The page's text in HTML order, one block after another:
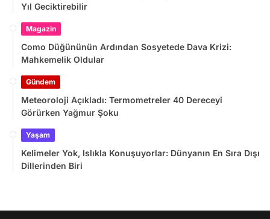
Yıl Geciktirebilir
Magazin
Como Düğününün Ardından Sosyetede Dava Krizi:
Mahkemelik Oldular
Gündem
Meteoroloji Açıkladı: Termometreler 40 Dereceyi
Görürken Yağmur Şoku
Yaşam
Kelimeler Yok, Islıkla Konuşuyorlar: Dünyanın En Sıra Dışı
Dillerinden Biri